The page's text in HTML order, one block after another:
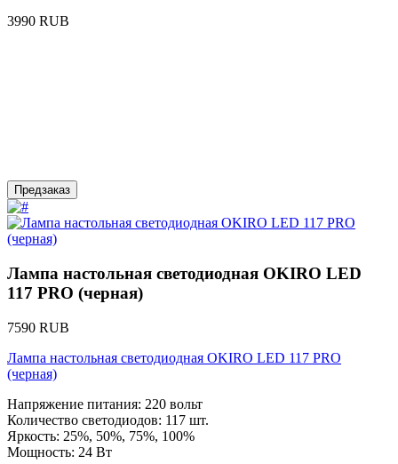
3990 RUB
Предзаказ
Лампа настольная светодиодная OKIRO LED
117 PRO (черная)
7590 RUB
Лампа настольная светодиодная OKIRO LED 117 PRO
(черная)
Напряжение питания: 220 вольт
Количество светодиодов: 117 шт.
Яркость: 25%, 50%, 75%, 100%
Мощность: 24 Вт